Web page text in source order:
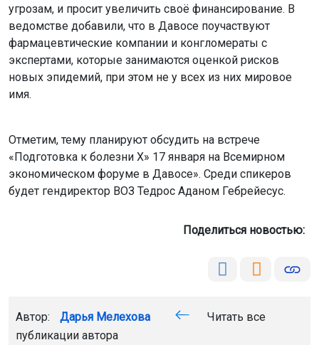
угрозам, и просит увеличить своё финансирование. В
ведомстве добавили, что в Давосе поучаствуют
фармацевтические компании и конгломераты с
экспертами, которые занимаются оценкой рисков
новых эпидемий, при этом не у всех из них мировое
имя.
Отметим, тему планируют обсудить на встрече
«Подготовка к болезни Х» 17 января на Всемирном
экономическом форуме в Давосе». Среди спикеров
будет гендиректор ВОЗ Тедрос Аданом Гебрейесус.
Поделиться новостью:
Автор: Дарья Мелехова
Читать все
публикации автора